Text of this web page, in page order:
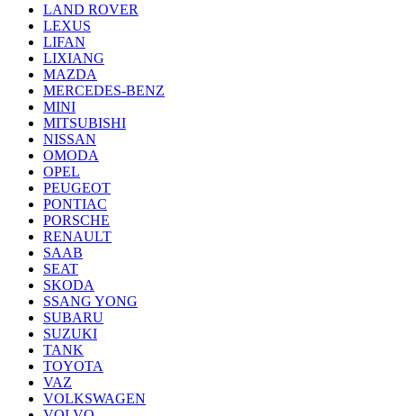
LAND ROVER
LEXUS
LIFAN
LIXIANG
MAZDA
MERCEDES-BENZ
MINI
MITSUBISHI
NISSAN
OMODA
OPEL
PEUGEOT
PONTIAC
PORSCHE
RENAULT
SAAB
SEAT
SKODA
SSANG YONG
SUBARU
SUZUKI
TANK
TOYOTA
VAZ
VOLKSWAGEN